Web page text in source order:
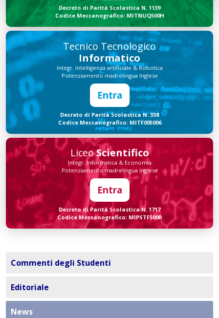
Decreto di Parità Scolastica N. 1139
Codice Meccanografico: MITNUQ500H
Tecnico Tecnologico
Informatico
Integr. Intelligenza artificiale & Robotica
Potenziamento madrelingua Inglese
Entra
Decreto di Parità Scolastica N. 338
Codice Meccanografico: MITF005006
LiceoScientifico
Integr. Informatica & Economia
Potenziamento madrelingua Inglese
Entra
Decreto di Parità Scolastica N. 1717
Codice Meccanografico: MIPSTF500R
Commenti degli Studenti
Editoriale
News